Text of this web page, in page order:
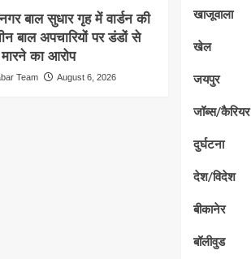
बाल सुधार गृह में वार्डन की
बाल अपचारियों पर डंडों से
का आरोप
Team August 6, 2026
खाजूवाला
खेल
जयपुर
जॉब्स/कैरियर
दुर्घटना
देश/विदेश
बीकानेर
बॉलीवुड